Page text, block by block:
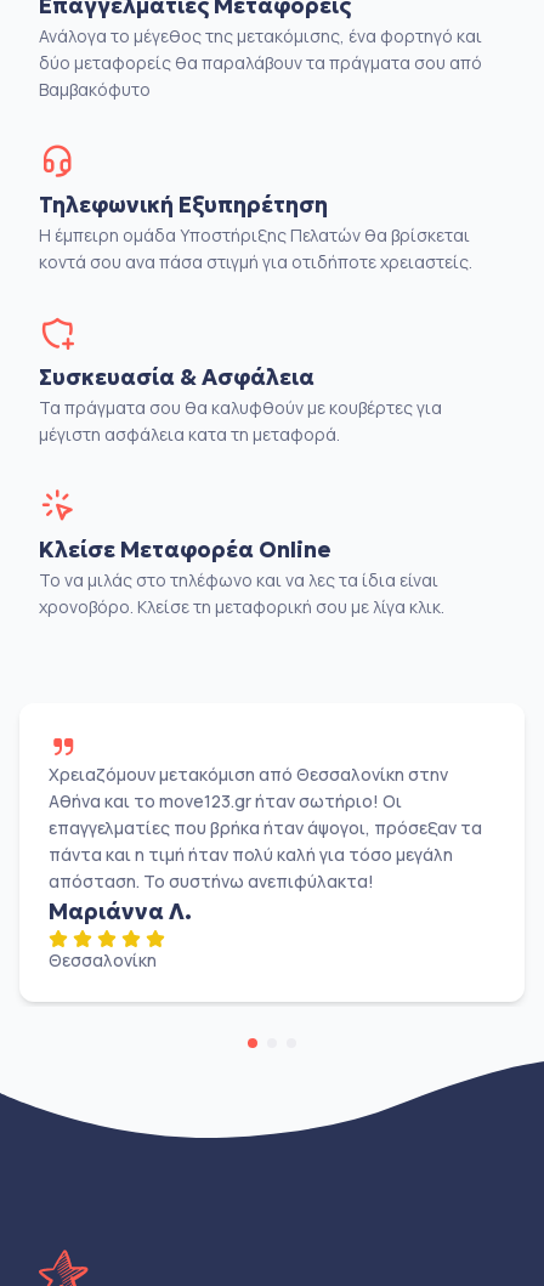
Ανάλογα το μέγεθος της μετακόμισης, ένα φορτηγό και
δύο μεταφορείς θα παραλάβουν τα πράγματα σου από
Βαμβακόφυτο
Τηλεφωνική Εξυπηρέτηση
Η έμπειρη ομάδα Υποστήριξης Πελατών θα βρίσκεται
κοντά σου ανα πάσα στιγμή για οτιδήποτε χρειαστείς.
Συσκευασία & Ασφάλεια
Τα πράγματα σου θα καλυφθούν με κουβέρτες για
μέγιστη ασφάλεια κατα τη μεταφορά.
Κλείσε Μεταφορέα Online
Το να μιλάς στο τηλέφωνο και να λες τα ίδια είναι
χρονοβόρο. Κλείσε τη μεταφορική σου με λίγα κλικ.
Χρειαζόμουν μετακόμιση από Θεσσαλονίκη στην
Αθήνα και το move123.gr ήταν σωτήριο! Οι
επαγγελματίες που βρήκα ήταν άψογοι, πρόσεξαν τα
πάντα και η τιμή ήταν πολύ καλή για τόσο μεγάλη
απόσταση. Το συστήνω ανεπιφύλακτα!
Μαριάννα Λ.
Θεσσαλονίκη